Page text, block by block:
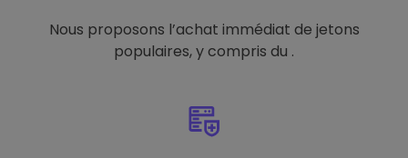
Nous proposons l’achat immédiat de jetons
populaires, y compris du .